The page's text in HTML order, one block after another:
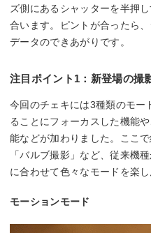
ズ側にあるシャッターを半押
合います。ピントが合ったら
データのできあがりです。
注目ポイント1：新登場の撮
今回のチェキには3種類のモー
ることにフォーカスした機能
能などが加わりました。ここ
「バルブ撮影」など、従来機
に合わせて色々なモードを楽し
モーションモード